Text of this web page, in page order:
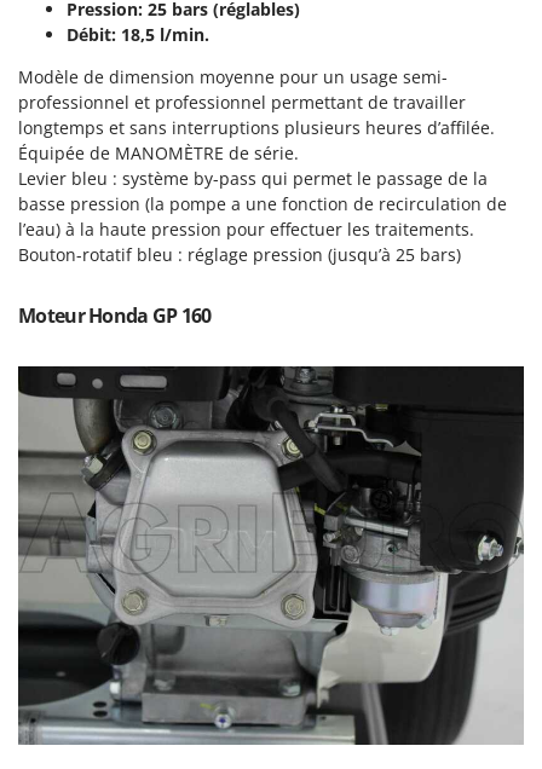
Tondeuses autoportées
Tondeuses débroussailleuses thermiques
Trancheuses
Trancheuses de sol
Transpalettes
Treuils de débardage
Tronçonneuses
Vibroculteurs à tracteur
Lampacrescia - MGM
Landxcape
LAR Casalinghi
Lavor
Linea VZ
Lisam
Lotusgrill
M.A.I.BO.
Macte Ovens
Makita
MAMMAMIA
Marcato
Marina Systems
Master
Mastercook
Masterpro
McCulloch
MCH
Michelin
Pression: 25 bars (réglables)
Débit: 18,5 l/min.
Modèle de dimension moyenne pour un usage semi-
professionnel et professionnel permettant de travailler
longtemps et sans interruptions plusieurs heures d’affilée.
Équipée de MANOMÈTRE de série.
Levier bleu : système by-pass qui permet le passage de la
basse pression (la pompe a une fonction de recirculation de
l’eau) à la haute pression pour effectuer les traitements.
Bouton-rotatif bleu : réglage pression (jusqu’à 25 bars)
Moteur Honda GP 160